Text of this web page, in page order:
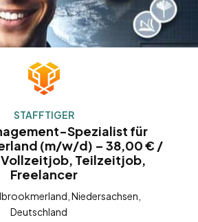
STAFFTIGER
Spezialist für
(m/w/d) – 38,00 € /
Teilzeitjob,
Freelancer
Niedersachsen,
Deutschland